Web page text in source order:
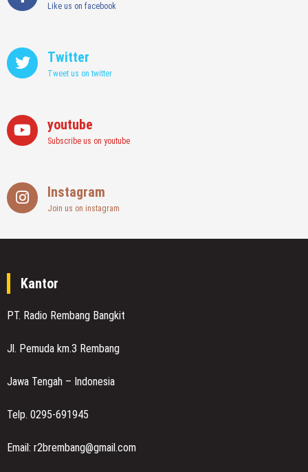
Like us on facebook
Twitter
Tweet us on twitter
youtube
Subscribe us on youtube
Instagram
Join us on instagram
Kantor
PT. Radio Rembang Bangkit
Jl. Pemuda km.3 Rembang
Jawa Tengah – Indonesia
Telp. 0295-691945
Email: r2brembang@gmail.com